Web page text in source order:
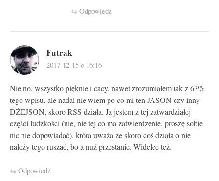
Odpowiedz
Futrak
2017-12-15 o 16:16
Nie no, wszystko pięknie i cacy, nawet zrozumiałem tak z 63%
tego wpisu, ale nadal nie wiem po co mi ten JASON czy inny
DŻEJSON, skoro RSS działa. Ja jestem z tej zatwardziałej
części ludzkości (nie, nie tej co ma zatwierdzenie, proszę sobie
nic nie dopowiadać), która uważa że skoro coś działa o nie
należy tego ruszać, bo a nuż przestanie. Widelec też.
Odpowiedz